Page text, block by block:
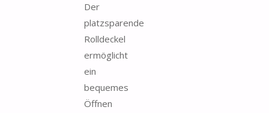
Der
platzsparende
Rolldeckel
ermöglicht
ein
bequemes
Öffnen